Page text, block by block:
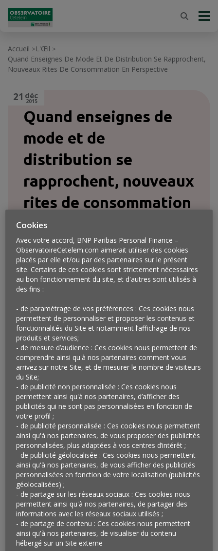
Accueil >L'Œil >
Quand Enseignes De Mode Et De Distribution Se Rapprochent,
Nouveaux Rites De Consommation En Perspective
Quand enseignes de
mode et de
distribution se
rapprochent, nouveaux
rites de consommation
en perspective
21 déc
2015
Vu au Japon…
La marque nippone d’habillement Uniqlo prépare un
vaste partenariat avec la première chaîne japonaise de
supérettes, Seven Eleven, pour la conception, la
fabrication et la vente de vêtements. L’idée serait de
créer une société conjointe pour proposer une
nouvelle marque de vêtements vendue en ligne et
livrable via les quelques 18 000 supérettes Seven
Eleven de l’archipel, ouvertes 24h sur 24, où l’on trouve
des en-cas divers, boissons et plats préparés ainsi que
des produits de première nécessité. Celles-ci
pourraient aussi servir de lieux d’échange en cas
d’insatisfaction pour les achats effectués sur le site
Cookies
Avec votre accord, BNP Paribas Personal Finance –
ObservatoireCetelem.com aimerait utiliser des cookies
placés par elle et/ou par des partenaires sur le présent
site. Certains de ces cookies sont strictement nécessaires
au bon fonctionnement du site, et d'autres sont utilisés à
des fins :
- de paramétrage de vos préférences : Ces cookies nous
permettent de personnaliser et proposer les contenus et
fonctionnalités du Site et notamment l’affichage de nos
produits et services;
- de mesure d’audience : Ces cookies nous permettent de
comprendre ainsi qu'à nos partenaires comment vous
arrivez sur notre Site, et de mesurer le nombre de visiteurs
du Site;
- de publicité non personnalisée : Ces cookies nous
permettent ainsi qu'à nos partenaires, d’afficher des
publicités qui ne sont pas personnalisées en fonction de
votre profil ;
- de publicité personnalisée : Ces cookies nous permettent
ainsi qu'à nos partenaires, de vous proposer des publicités
personnalisées, plus adaptées à vos centres d’intérêt ;
- de publicité géolocalisée : Ces cookies nous permettent
ainsi qu'à nos partenaires, de vous afficher des publicités
personnalisées en fonction de votre localisation (publicités
géolocalisées) ;
- de partage sur les réseaux sociaux : Ces cookies nous
permettent ainsi qu'à nos partenaires, de partager des
informations avec les réseaux sociaux utilisés ;
- de partage de contenu : Ces cookies nous permettent
ainsi qu'à nos partenaires, de visualiser du contenu
hébergé sur un Site externe